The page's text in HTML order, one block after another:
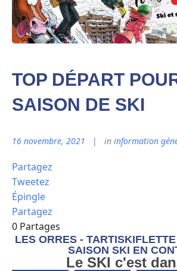
TOP DÉPART
SAISON DE SKI
16 novembre, 2021 in information
Partagez
Tweetez
Épingle
Partagez
0 Partages
LES ORRES -
SAISON SKI EN
Le SKI c'est